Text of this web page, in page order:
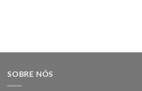
SOBRE NÓS